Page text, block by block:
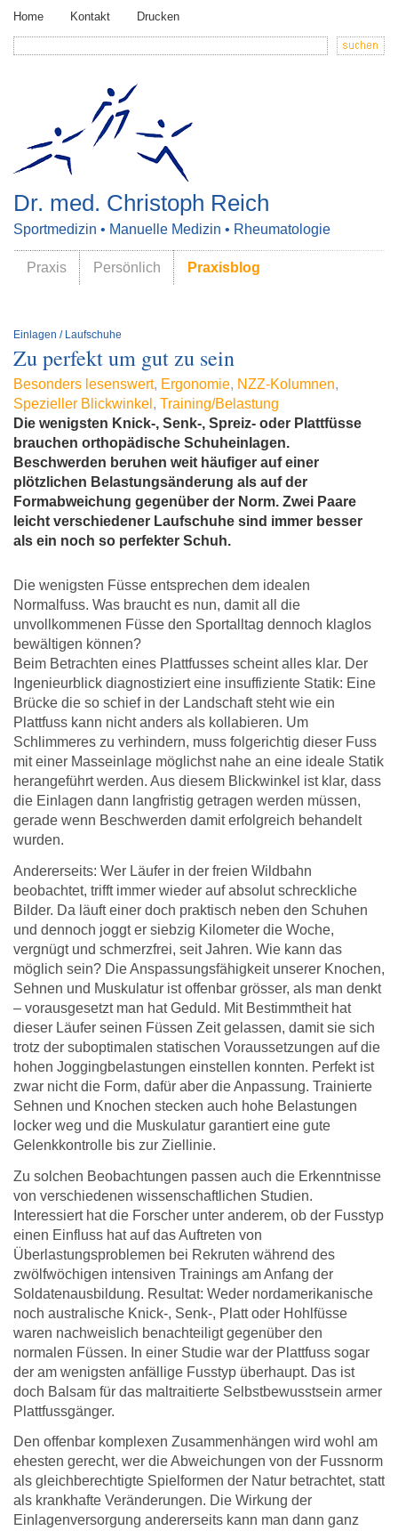
Home Kontakt Drucken
Dr. med. Christoph Reich
Sportmedizin • Manuelle Medizin • Rheumatologie
Praxis Persönlich Praxisblog
Einlagen / Laufschuhe
Zu perfekt um gut zu sein
Besonders lesenswert, Ergonomie, NZZ-Kolumnen,
Spezieller Blickwinkel , Training/Belastung
Die wenigsten Knick-, Senk-, Spreiz- oder Plattfüsse
brauchen orthopädische Schuheinlagen.
Beschwerden beruhen weit häufiger auf einer
plötzlichen Belastungsänderung als auf der
Formabweichung gegenüber der Norm. Zwei Paare
leicht verschiedener Laufschuhe sind immer besser
als ein noch so perfekter Schuh.
Die wenigsten Füsse entsprechen dem idealen
Normalfuss. Was braucht es nun, damit all die
unvollkommenen Füsse den Sportalltag dennoch klaglos
bewältigen können?
Beim Betrachten eines Plattfusses scheint alles klar. Der
Ingenieurblick diagnostiziert eine insuffiziente Statik: Eine
Brücke die so schief in der Landschaft steht wie ein
Plattfuss kann nicht anders als kollabieren. Um
Schlimmeres zu verhindern, muss folgerichtig dieser Fuss
mit einer Masseinlage möglichst nahe an eine ideale Statik
herangeführt werden. Aus diesem Blickwinkel ist klar, dass
die Einlagen dann langfristig getragen werden müssen,
gerade wenn Beschwerden damit erfolgreich behandelt
wurden.
Andererseits: Wer Läufer in der freien Wildbahn
beobachtet, trifft immer wieder auf absolut schreckliche
Bilder. Da läuft einer doch praktisch neben den Schuhen
und dennoch joggt er siebzig Kilometer die Woche,
vergnügt und schmerzfrei, seit Jahren. Wie kann das
möglich sein? Die Anspassungsfähigkeit unserer Knochen,
Sehnen und Muskulatur ist offenbar grösser, als man denkt
– vorausgesetzt man hat Geduld. Mit Bestimmtheit hat
dieser Läufer seinen Füssen Zeit gelassen, damit sie sich
trotz der suboptimalen statischen Voraussetzungen auf die
hohen Joggingbelastungen einstellen konnten. Perfekt ist
zwar nicht die Form, dafür aber die Anpassung. Trainierte
Sehnen und Knochen stecken auch hohe Belastungen
locker weg und die Muskulatur garantiert eine gute
Gelenkkontrolle bis zur Ziellinie.
Zu solchen Beobachtungen passen auch die Erkenntnisse
von verschiedenen wissenschaftlichen Studien.
Interessiert hat die Forscher unter anderem, ob der Fusstyp
einen Einfluss hat auf das Auftreten von
Überlastungsproblemen bei Rekruten während des
zwölfwöchigen intensiven Trainings am Anfang der
Soldatenausbildung. Resultat: Weder nordamerikanische
noch australische Knick-, Senk-, Platt oder Hohlfüsse
waren nachweislich benachteiligt gegenüber den
normalen Füssen. In einer Studie war der Plattfuss sogar
der am wenigsten anfällige Fusstyp überhaupt. Das ist
doch Balsam für das maltraitierte Selbstbewusstsein armer
Plattfussgänger.
Den offenbar komplexen Zusammenhängen wird wohl am
ehesten gerecht, wer die Abweichungen von der Fussnorm
als gleichberechtigte Spielformen der Natur betrachtet, statt
als krankhafte Veränderungen. Die Wirkung der
Einlagenversorgung andererseits kann man dann ganz